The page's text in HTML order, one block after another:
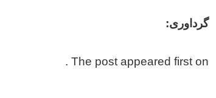
گرداوری:
The post appeared first on .